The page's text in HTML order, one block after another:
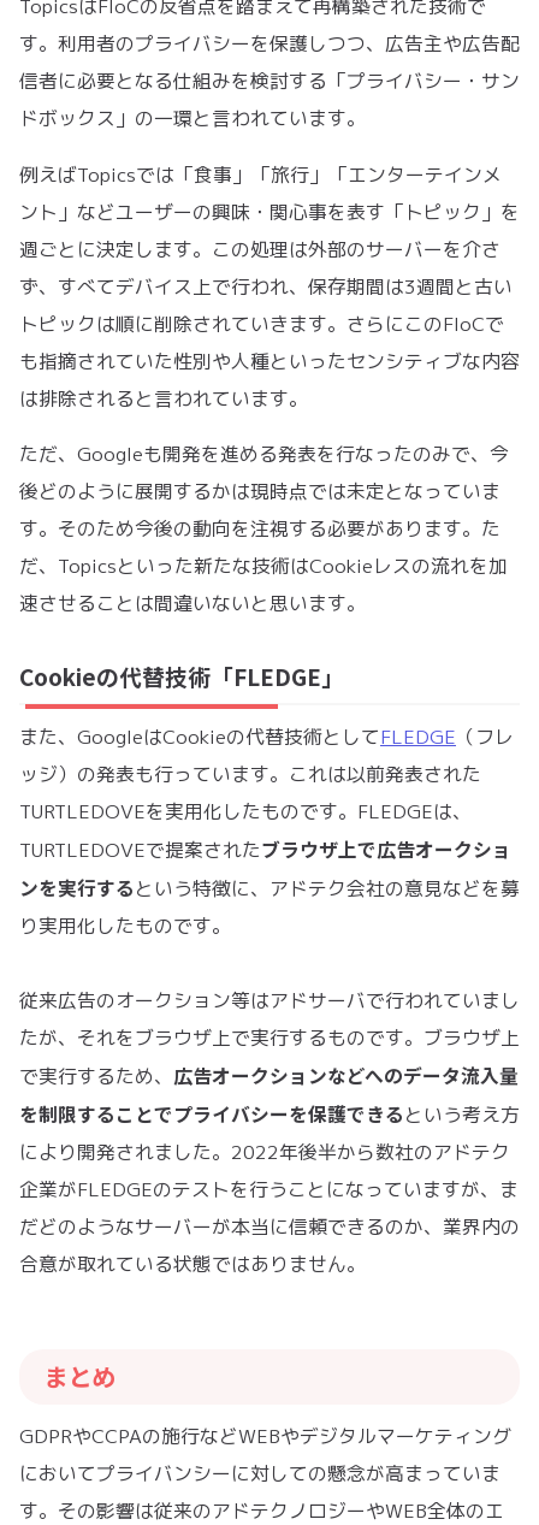
TopicsはFloCの反省点を踏まえて再構築された技術で
す。利用者のプライバシーを保護しつつ、広告主や広告配
信者に必要となる仕組みを検討する「プライバシー・サン
ドボックス」の一環と言われています。
例えばTopicsでは「食事」「旅行」「エンターテインメ
ント」などユーザーの興味・関心事を表す「トピック」を
週ごとに決定します。この処理は外部のサーバーを介さ
ず、すべてデバイス上で行われ、保存期間は3週間と古い
トピックは順に削除されていきます。さらにこのFloCで
も指摘されていた性別や人種といったセンシティブな内容
は排除されると言われています。
ただ、Googleも開発を進める発表を行なったのみで、今
後どのように展開するかは現時点では未定となっていま
す。そのため今後の動向を注視する必要があります。た
だ、Topicsといった新たな技術はCookieレスの流れを加
速させることは間違いないと思います。
Cookieの代替技術「FLEDGE」
また、GoogleはCookieの代替技術としてFLEDGE （フレ
ッジ）の発表も行っています。これは以前発表された
TURTLEDOVEを実用化したものです。FLEDGEは、
TURTLEDOVEで提案されたブラウザ上で広告オークショ
ンを実行するという特徴に、アドテク会社の意見などを募
り実用化したものです。
従来広告のオークション等はアドサーバで行われていまし
たが、それをブラウザ上で実行するものです。ブラウザ上
で実行するため、 広告オークションなどへのデータ流入量
を制限することでプライバシーを保護できるという考え方
により開発されました。2022年後半から数社のアドテク
企業がFLEDGEのテストを行うことになっていますが、ま
だどのようなサーバーが本当に信頼できるのか、業界内の
合意が取れている状態ではありません。
まとめ
GDPRやCCPAの施行などWEBやデジタルマーケティング
においてプライバンシーに対しての懸念が高まっていま
す。その影響は従来のアドテクノロジーやWEB全体のエ